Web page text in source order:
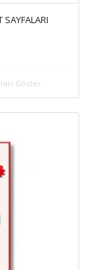
SAYFALARI
Göster